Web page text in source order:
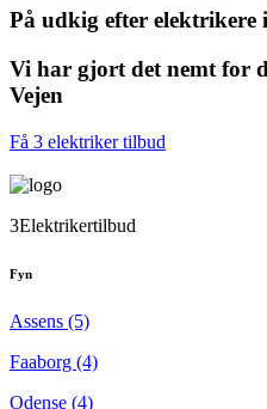
På udkig efter elektrikere
Vi har gjort det nemt for
Vejen
Få 3 elektriker tilbud
3Elektrikertilbud
Fyn
Assens (5)
Faaborg (4)
Odense (4)